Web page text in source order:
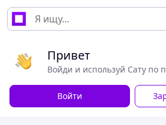
Привет
Войди и используй Сату по
Войти